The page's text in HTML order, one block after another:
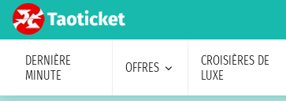
DERNIÈRE
MINUTE
OFFRES
CROISIÈRES DE
LUXE